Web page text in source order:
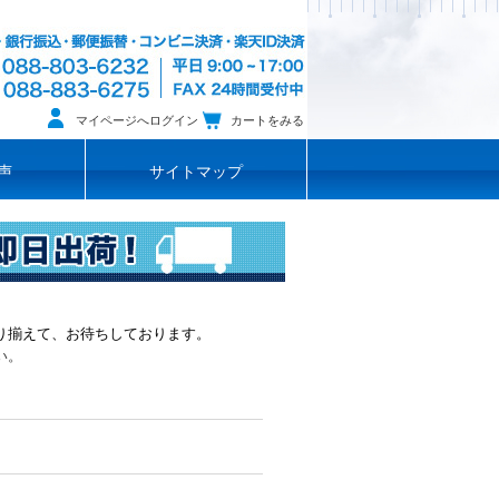
マイページへログイン カートをみる
サイトマップ
えて、お待ちしております。